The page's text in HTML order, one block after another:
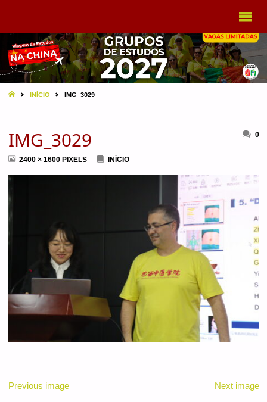
EBRAMEC
HOMEINÍCIO IMG_3029
IMG_3029 0
FULL2400 × 1600 PIXELS INÍCIO
Previous image Next image